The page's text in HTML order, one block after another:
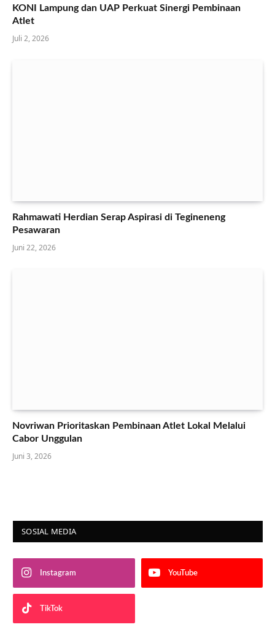
KONI Lampung dan UAP Perkuat Sinergi Pembinaan
Atlet
Juli 2, 2026
Rahmawati Herdian Serap Aspirasi di Tegineneng
Pesawaran
Juni 22, 2026
Novriwan Prioritaskan Pembinaan Atlet Lokal Melalui
Cabor Unggulan
Juni 3, 2026
SOSIAL MEDIA
Instagram YouTube
TikTok